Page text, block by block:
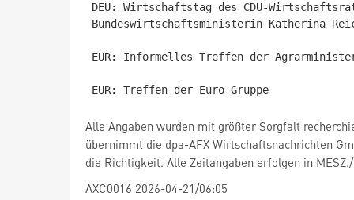
DEU: Wirtschaftstag des CDU-
Bundeswirtschaftsministerin Katherina
EUR: Informelles Treffen der
Alle Angaben wurden mit größter Sorgfalt
übernimmt die dpa-AFX Wirtschaftsnachrichten
die Richtigkeit. Alle Zeitangaben erfolgen in
AXC0016 2026-04-21/06:05